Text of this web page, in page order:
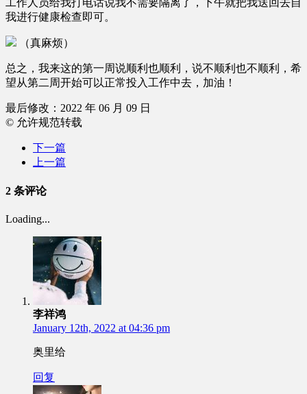
我进行健康检查即可。
（真麻烦）
总之，我来这的第一周说顺利也顺利，说不顺利也不顺利，希
望从第二周开始可以正常投入工作中去，加油！
最后修改：2022 年 06 月 09 日
© 允许规范转载
下一篇
上一篇
2 条评论
Loading...
李祥鸿
January 12th, 2022 at 04:36 pm
奥里给
回复